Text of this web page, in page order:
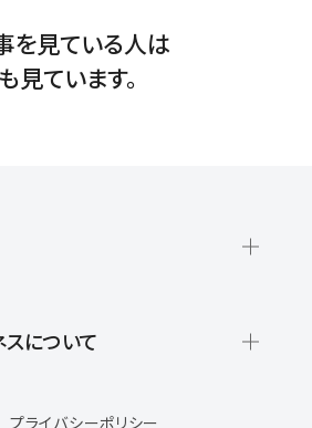
を見ている人は
見ています。
流れ
について
プライバシーポリシー